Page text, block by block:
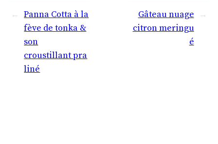
← Panna Cotta à la
fève de tonka &
son
croustillant pra
liné
→
Gâteau nuage
citron meringu
é